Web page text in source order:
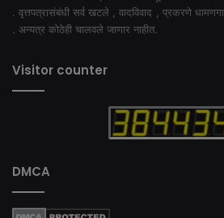
. वृत्तपत्रासंबंधी सर्व खटले , वादविवाद , प्रकरणे
. अन्यत्र कोठेही चालवले जाणार नाहीत.
Visitor counter
DMCA